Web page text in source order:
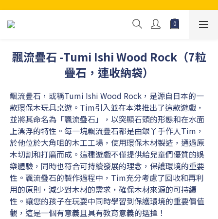
飄流疊石 -Tumi Ishi Wood Rock（7粒
疊石，連收納袋）
飄流疊石，或稱Tumi Ishi Wood Rock，是源自日本的一
款環保木玩具桌遊。Tim引入並在本港推出了這款遊戲，
並將其命名為「飄流疊石」，以突顯石頭的形態和在水面
上漂浮的特性。每一塊飄流疊石都是由銀丫手作人Tim，
於他位於大角咀的木工工場，使用環保木材製造，通過原
木切割和打磨而成。這種遊戲不僅提供給兒童們優質的娛
樂體驗，同時也符合可持續發展的理念，保護環境的重要
性。飄流疊石的製作過程中，Tim充分考慮了回收和再利
用的原則，減少對木材的需求，確保木材來源的可持續
性。讓您的孩子在玩耍中同時學習到保護環境的重要價值
觀，這是一個有意義且具有教育意義的選擇！